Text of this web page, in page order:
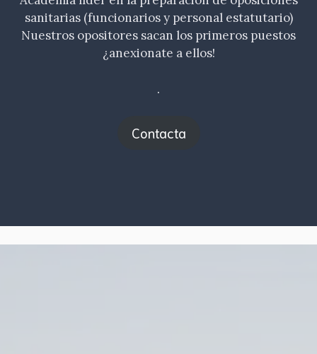
sanitarias (funcionarios y personal estatutario)
Nuestros opositores sacan los primeros puestos
¿anexionate a ellos!
.
Contacta